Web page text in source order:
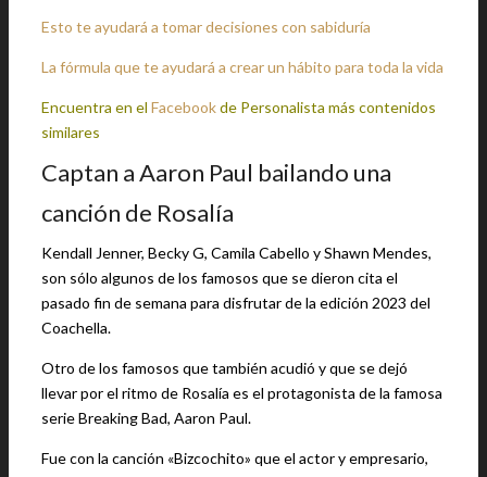
Esto te ayudará a tomar decisiones con sabiduría
La fórmula que te ayudará a crear un hábito para toda la vida
Encuentra en el Facebookde Personalista más contenidos
similares
Captan a Aaron Paul bailando una
canción de Rosalía
Kendall Jenner, Becky G, Camila Cabello y Shawn Mendes,
son sólo algunos de los famosos que se dieron cita el
pasado fin de semana para disfrutar de la edición 2023 del
Coachella.
Otro de los famosos que también acudió y que se dejó
llevar por el ritmo de Rosalía es el protagonista de la famosa
serie Breaking Bad, Aaron Paul.
Fue con la canción «Bizcochito» que el actor y empresario,